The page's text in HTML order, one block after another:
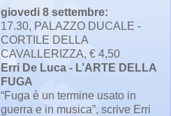
giovedi 8 settembre:
17.30, PALAZZO DUCALE -
CORTILE DELLA
CAVALLERIZZA, € 4,50
Erri De Luca - L’ARTE DELLA
FUGA
“Fuga è un termine usato in
guerra e in musica”, scrive Erri